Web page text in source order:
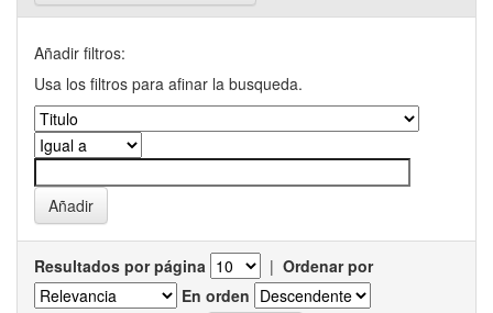
Añadir filtros:
Usa los filtros para afinar la busqueda.
Resultados por página | Ordenar por
En orden